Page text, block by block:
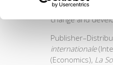
Po University
change and
internationale
(Economics), La